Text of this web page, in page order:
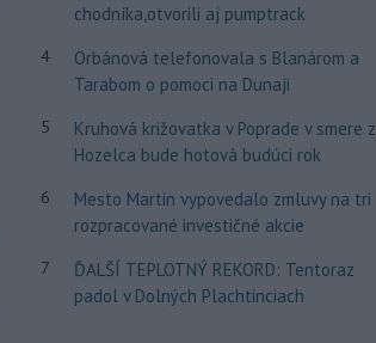
chodníka,otvorili aj pumptrack
4
Orbánová telefonovala s Blanárom a
Tarabom o pomoci na Dunaji
5
Kruhová križovatka v Poprade v smere z
Hozelca bude hotová budúci rok
6
Mesto Martin vypovedalo zmluvy na tri
rozpracované investičné akcie
7
ĎALŠÍ TEPLOTNÝ REKORD: Tentoraz
padol v Dolných Plachtinciach